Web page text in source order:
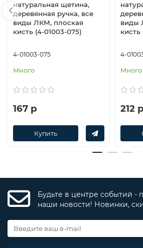
натуральная щетина,
деревянная ручка, все
виды ЛКМ, плоская
кисть (4-01003-075)
4-01003-075
Много
167 р
Купить
виды
кисть
4-
Много
212 р
Будьте в центре событий -
наши новости! Новинки,